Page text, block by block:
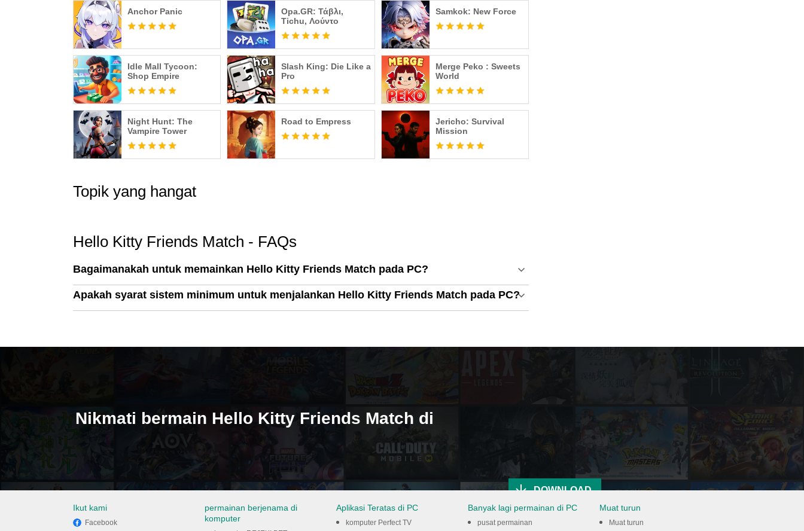
Anchor Panic
Opa.GR: Τάβλι,
Tichu, Λούντο
Samkok: New Force
Idle Mall Tycoon:
Shop Empire
Slash King: Die Like a
Pro
Merge Peko : Sweets
World
Night Hunt: The
Vampire Tower
Road to Empress
Jericho: Survival
Mission
Topik yang hangat
Hello Kitty Friends Match - FAQs
Bagaimanakah untuk memainkan Hello Kitty Friends Match pada PC?
Apakah syarat sistem minimum untuk menjalankan Hello Kitty Friends Match pada PC?
Nikmati bermain Hello Kitty Friends Match di
DOWNLOAD
Ikut kami
Facebook
permainan berjenama di
komputer
Aplikasi Teratas di PC
komputer Perfect TV
Banyak lagi permainan di PC
pusat permainan
Muat turun
Muat turun